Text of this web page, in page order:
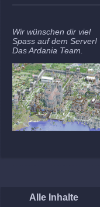
Wir wünschen dir viel
Spass auf dem Server!
Das Ardania Team.
Alle Inhalte